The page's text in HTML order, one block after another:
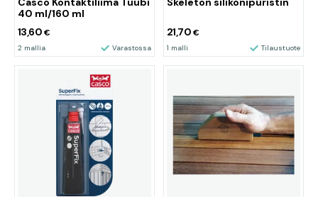
40 ml/160 ml
13,60 €
2 mallia Varastossa
21,70 €
1 malli Tilaustuote